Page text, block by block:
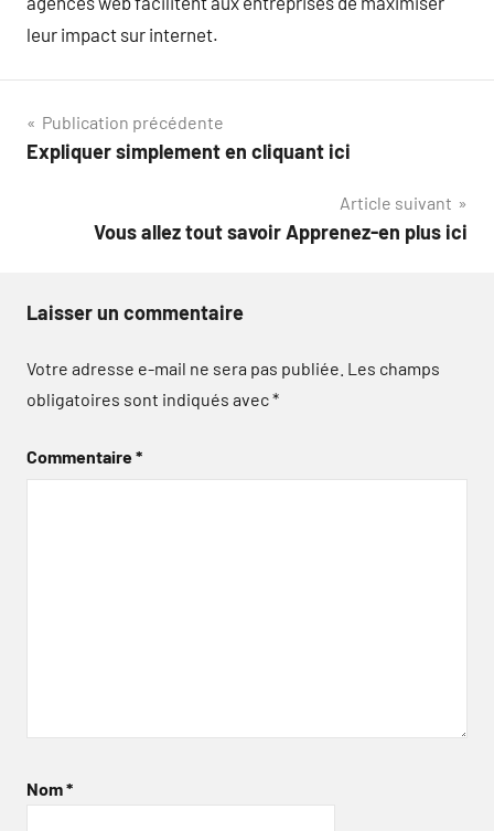
leur impact sur internet.
Navigation
de
Publication précédente
Expliquer simplement en cliquant ici
Article suivant
Vous allez tout savoir Apprenez-en plus ici
Laisser un commentaire
Votre adresse e-mail ne sera pas publiée. Les champs
obligatoires sont indiqués avec*
Commentaire*
Nom*